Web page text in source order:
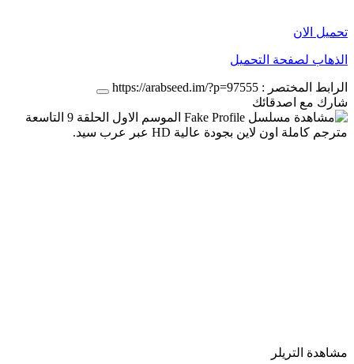
تحميل الان
الذهاب لصفحة التحميل
الرابط المختصر : https://arabseed.im/?p=97555
شارك مع اصدقائك
مشاهدة التريلر